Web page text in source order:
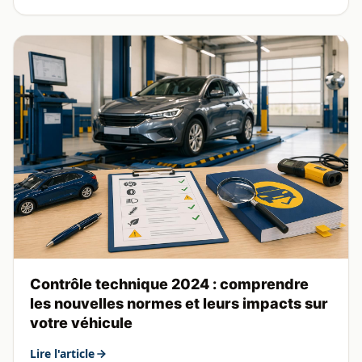
Contrôle technique 2024 : comprendre
les nouvelles normes et leurs impacts sur
votre véhicule
Lire l'article